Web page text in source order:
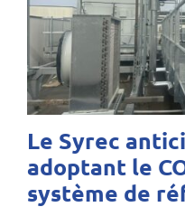
Le Syrec
adoptant le
système de